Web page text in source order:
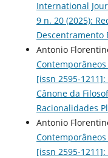
International
9 n. 20 (2025):
Descentramento
Antonio
[issn 2595-
Cânone da
Racionalidades
Antonio
[issn 2595-